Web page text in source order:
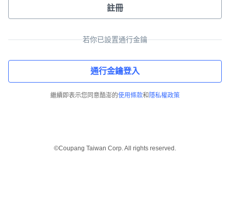
註冊
若你已設置通行金鑰
通行金鑰登入
繼續即表示您同意酷澎的使用條款和 隱私權政策
©Coupang Taiwan Corp. All rights reserved.